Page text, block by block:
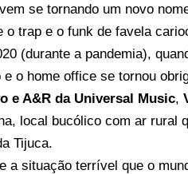
se tornando um novo
o trap e o funk de favela
(durante a pandemia),
e o home office se tornou
e A&R da Universal Music,
local bucólico com ar rural
Tijuca.
a situação terrível que o